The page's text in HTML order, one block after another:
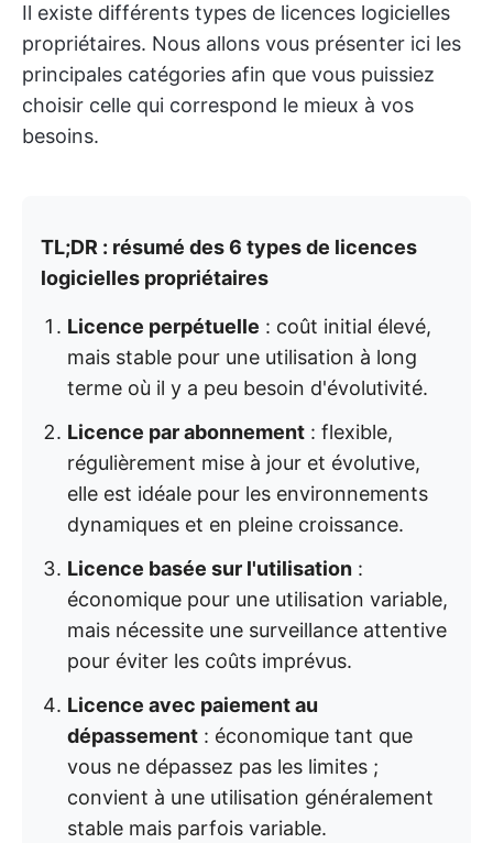
Il existe différents types de licences logicielles
propriétaires. Nous allons vous présenter ici les
principales catégories afin que vous puissiez
choisir celle qui correspond le mieux à vos
besoins.
TL;DR : résumé des 6 types de licences
logicielles propriétaires
Licence perpétuelle : coût initial élevé,
mais stable pour une utilisation à long
terme où il y a peu besoin d'évolutivité.
Licence par abonnement : flexible,
régulièrement mise à jour et évolutive,
elle est idéale pour les environnements
dynamiques et en pleine croissance.
Licence basée sur l'utilisation :
économique pour une utilisation variable,
mais nécessite une surveillance attentive
pour éviter les coûts imprévus.
Licence avec paiement au
dépassement : économique tant que
vous ne dépassez pas les limites ;
convient à une utilisation généralement
stable mais parfois variable.